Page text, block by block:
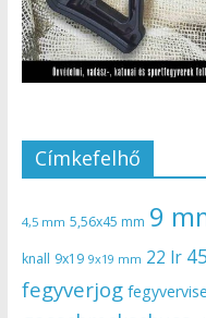
Címkefelhő
4,5 mm 5,56x45 mm 9
knall 9x19 9x19 mm 22 lr
fegyverjog